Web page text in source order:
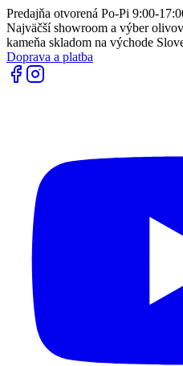
Predajňa otvorená Po-Pi 9:00-
Najväčší showroom a výber
kameňa skladom na východe
Doprava a platba